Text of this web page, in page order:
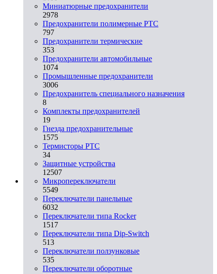
Миниатюрные предохранители
2978
Предохранители полимерные PTC
797
Предохранители термические
353
Предохранители автомобильные
1074
Промышленные предохранители
3006
Предохранитель специального назначения
8
Комплекты предохранителей
19
Гнезда предохранительные
1575
Термисторы PTC
34
Защитные устройства
12507
Микропереключатели
5549
Переключатели панельные
6032
Переключатели типа Rocker
1517
Переключатели типа Dip-Switch
513
Переключатели ползунковые
535
Переключатели оборотные